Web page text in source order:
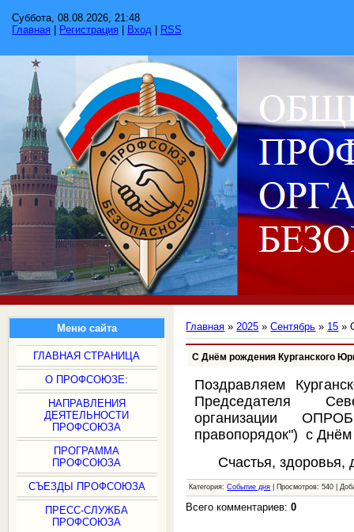
Суббота, 08.08.2026, 21:48
Главная
Регистрация Вход RSS
Меню сайта
ГЛАВНАЯ СТРАНИЦА
О ПРОФСОЮЗЕ:
НАПРАВЛЕНИЯ
ДЕЯТЕЛЬНОСТИ
ПРОФСОЮЗА
ПРОГРАММА
ПРОФСОЮЗА
СЪЕЗДЫ ПРОФСОЮЗА
ПРЕСС-СЛУЖБА
ПРОФСОЮЗА
Главная »2025 » Сентябрь » 15 »
C Днём рождения Курганского
Поздравляем
Председателя
организации
правопорядок") с
Счастья, здоровья,
Категория:Событие дня | Просмотров: 540 |
Всего комментариев:0